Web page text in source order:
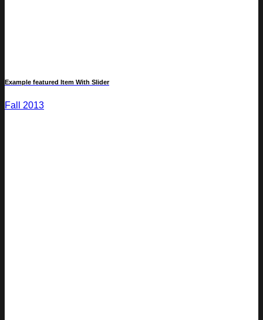
Example featured Item With Slider
Fall 2013